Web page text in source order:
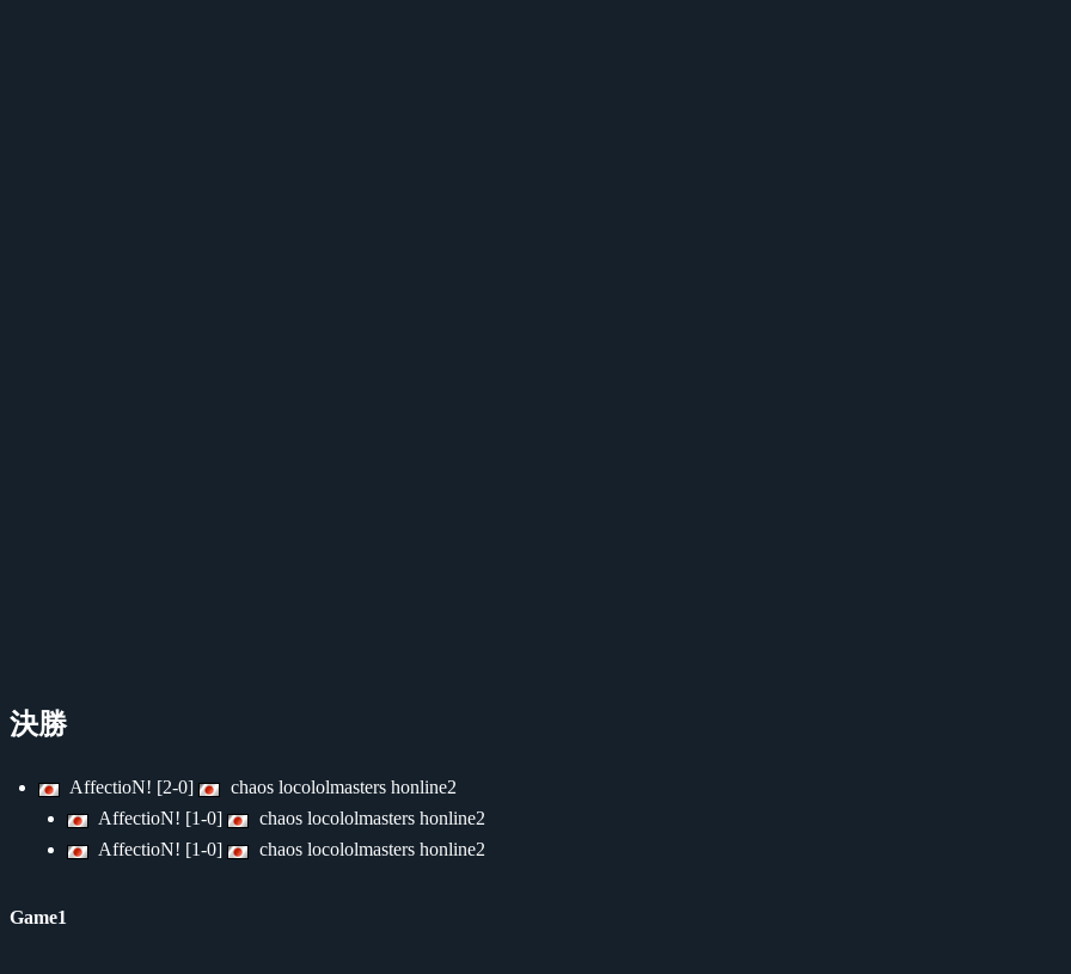
決勝
AffectioN! [2-0]
chaos locololmasters honline2
AffectioN! [1-0]
chaos locololmasters honline2
AffectioN! [1-0]
chaos locololmasters honline2
Game1